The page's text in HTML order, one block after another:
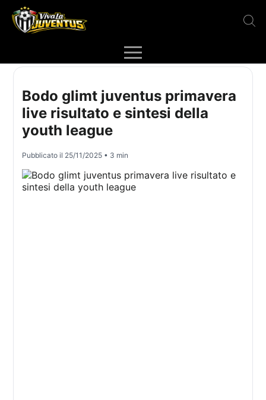
Bodo glimt juventus primavera
live risultato e sintesi della
youth league
Pubblicato il 25/11/2025 • 3 min